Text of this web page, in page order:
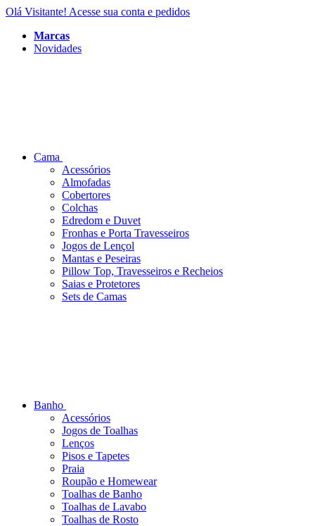
Olá Visitante! Acesse sua conta e pedidos
Marcas
Novidades
Cama
Acessórios
Almofadas
Cobertores
Colchas
Edredom e Duvet
Fronhas e Porta Travesseiros
Jogos de Lençol
Mantas e Peseiras
Pillow Top, Travesseiros e Recheios
Saias e Protetores
Sets de Camas
Banho
Acessórios
Jogos de Toalhas
Lenços
Pisos e Tapetes
Praia
Roupão e Homewear
Toalhas de Banho
Toalhas de Lavabo
Toalhas de Rosto